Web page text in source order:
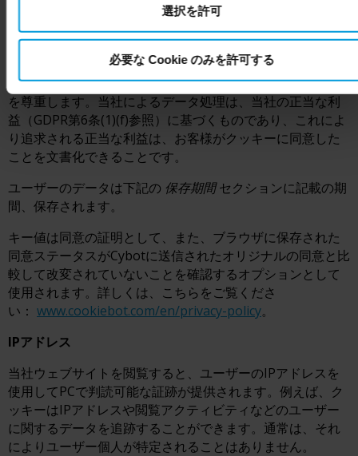
選択を許可
必要な Cookie のみを許可する
キー値と同意ステータスは、当社ウェブサイトで自動的に
読み込まれるよう、ユーザーのブラウザのファーストパー
ティークッキー「CookieConsent」内にも保存されます。
当社ウェブサイトは、それ以降のユーザーのすべてのペー
ジリクエストおよびセッションにおいて、ユーザーの同意
を尊重します。当社によるデータ処理は、当社の正当な利
益（GDPR第6条(1)(f)参照）に基づくものであり、これによ
り追求される正当な利益は、お客様がクッキーに同意した
ことを文書化できることです。
ユーザーのデータは下記の 保存期間 セクションに記載の期
間、保存されます。
キー値は同意の証明として、また、ブラウザに保存された
同意ステータスがCybotに送信されたオリジナルの同意と比
較して改変されていないことを確認するオプションとして
使用されます。詳しくは、こちらをご覧くださ
い： www.cookiebot.com/en/privacy-policy。
IPアドレス
当社ウェブサイトを閲覧すると、ユーザーのIPアドレスを
使用してPCで判読可能な証跡が提供されます。例えば、ク
ッキーはIPアドレスや閲覧アクティビティなどのユーザー
に関するデータを追跡することができます。通常は、それ
によりユーザー個人が特定されることはありません。